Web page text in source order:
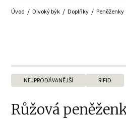
Úvod Divoký býk Doplňky Peněženky
NEJPRODÁVANĚJŠÍ RIFID
Růžová